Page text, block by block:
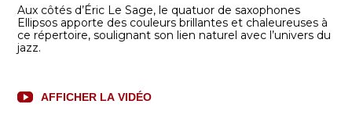
Aux côtés d’Éric Le Sage, le quatuor de saxophones
Ellipsos apporte des couleurs brillantes et chaleureuses à
ce répertoire, soulignant son lien naturel avec l’univers du
jazz.
AFFICHER LA VIDÉO